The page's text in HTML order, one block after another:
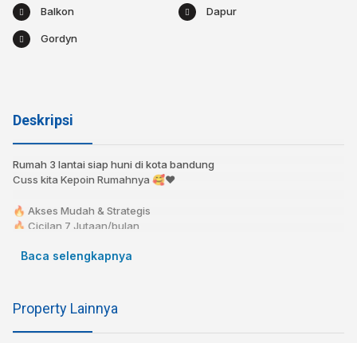
Balkon Dapur
Gordyn
Deskripsi
Rumah 3 lantai siap huni di kota bandung
Cuss kita Kepoin Rumahnya 🥰❤️⁣
🔥 Akses Mudah & Strategis
🔥 Cicilan 7 Jutaan/bulan⁣⁣
🔥 Bebas Banjir⁣⁣
📍 12 Menit ke RS Al-Islam
📍 15 Menit Ke Masjid Raya Al-Jabbar
Baca selengkapnya
Property Lainnya